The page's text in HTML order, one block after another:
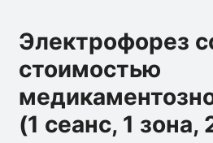
Электрофорез
стоимостью
(1 сеанс, 1 зона,